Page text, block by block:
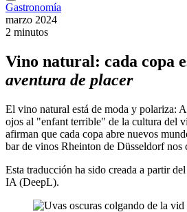
Gastronomía
marzo 2024
2 minutos
Vino natural: cada copa
aventura de placer
El vino natural está de moda y polariza:
ojos al "enfant terrible" de la cultura del
afirman que cada copa abre nuevos
bar de vinos Rheinton de Düsseldorf nos
Esta traducción ha sido creada a partir
IA (DeepL).